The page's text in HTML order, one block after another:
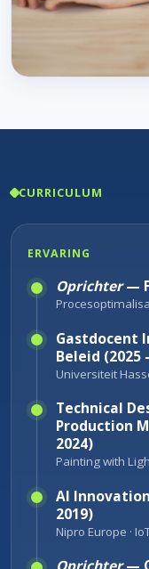
CURRICULUM
ERVARING
Oprichter—
Gastdocent
Beleid (2025
Universiteit
Technical
Production
2024)
Painting with
AI
2019)
Nipro Europe ·